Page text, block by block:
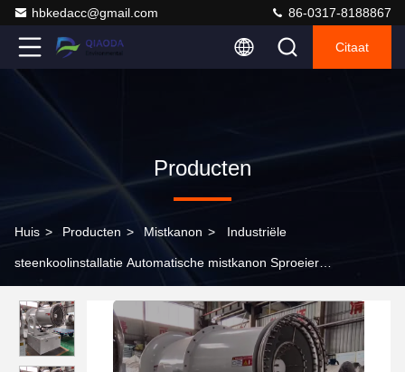
hbkedacc@gmail.com 86-0317-8188867
Citaat
Producten
Huis > Producten > Mistkanon > Industriële
steenkoolinstallatie Automatische mistkanon Sproeier